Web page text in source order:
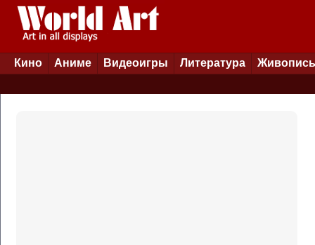
Кино Аниме Видеоигры Литература Живопись